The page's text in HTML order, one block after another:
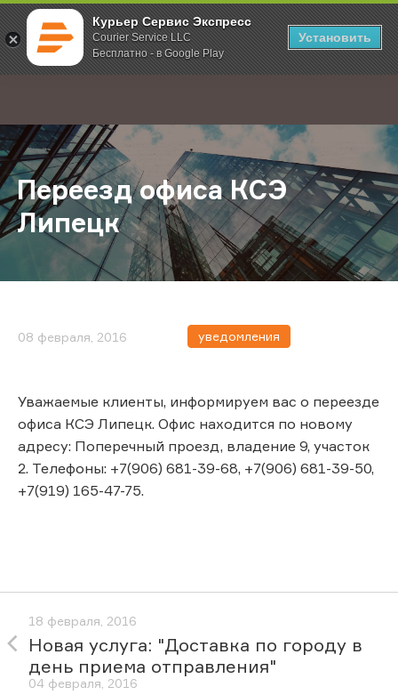
Курьер Сервис Экспресс
Courier Service LLC
Бесплатно - в Google Play
Установить
; Главная О компании Новости Переезд офиса КСЭ Липецк
Переезд офиса КСЭ
Липецк
08 февраля, 2016 уведомления
Уважаемые клиенты, информируем вас о переезде
офиса КСЭ Липецк. Офис находится по новому
адресу: Поперечный проезд, владение 9, участок
2. Телефоны: +7(906) 681-39-68, +7(906) 681-39-50,
+7(919) 165-47-75.
18 февраля, 2016
Новая услуга: "Доставка по городу в
день приема отправления"
04 февраля, 2016